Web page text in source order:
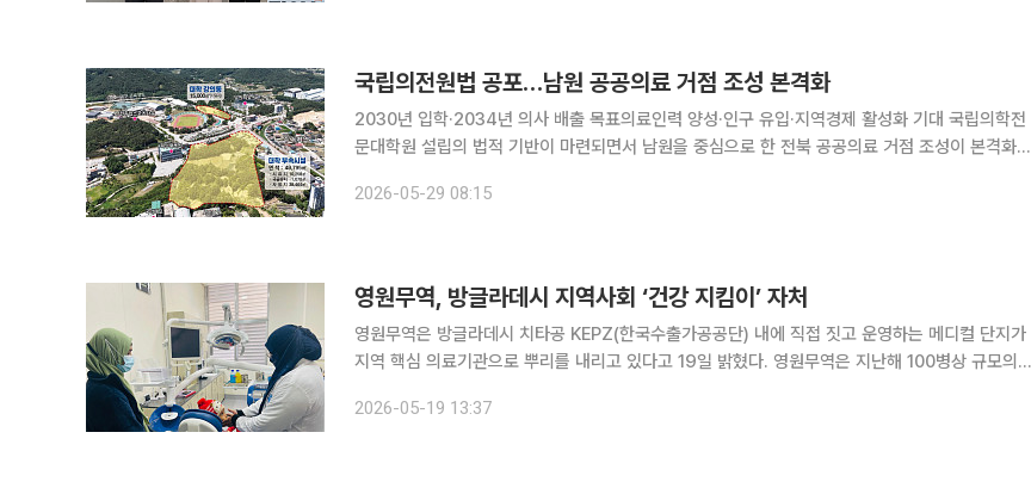
국립의전원법 공포…남원 공공의료 거점 조성 본격화
2030년 입학·2034년 의사 배출 목표의료인력 양성·인구 유입·지역경제 활성화 기대 국립의학전
문대학원 설립의 법적 기반이 마련되면서 남원을 중심으로 한 전북 공공의료 거점 조성이 본격화한
2026-05-29 08:15
영원무역, 방글라데시 지역사회 ‘건강 지킴이’ 자처
영원무역은 방글라데시 치타공 KEPZ(한국수출가공공단) 내에 직접 짓고 운영하는 메디컬 단지가
지역 핵심 의료기관으로 뿌리를 내리고 있다고 19일 밝혔다. 영원무역은 지난해 100병상 규모의
은 200여 명의 의료진이 상주하며 내과·안과·치과·소아과·산부
2026-05-19 13:37